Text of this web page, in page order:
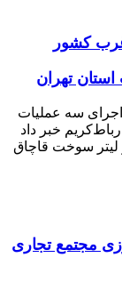
غرب کشور
تهران
اجرای سه عملیات
خبر داد
۱۰۰ کیلوگرم تریاک، ۵۰ هزار لیتر سوخت قاچاق
مجتمع تجاری